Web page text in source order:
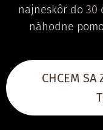
najneskôr do 30
náhodne
CHCEM SA